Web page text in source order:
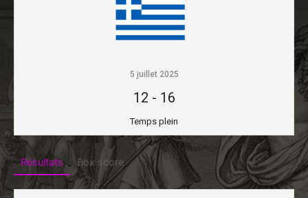
5 juillet 2025
12 - 16
Temps plein
Résultats Box score